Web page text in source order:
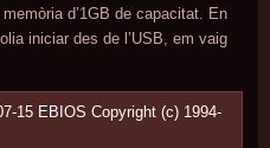
d’1GB de capacitat. En
iniciar des de l’USB, em vaig
15 EBIOS Copyright (c) 1994-